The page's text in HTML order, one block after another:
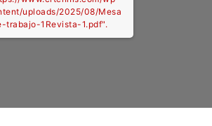
uploads/2025/08/Mesa
trabajo-1Revista-1.pdf".